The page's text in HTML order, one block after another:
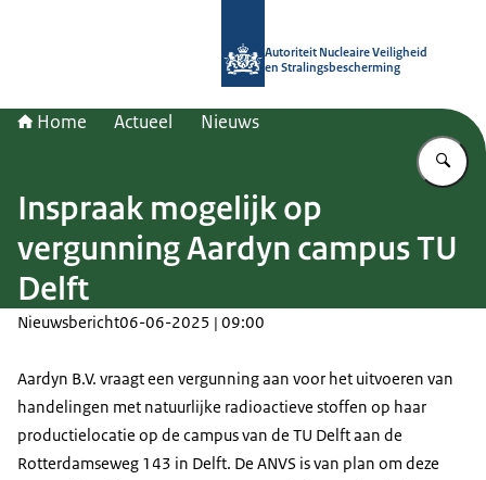
Autoriteit Nucleaire Veiligheid
en Stralingsbescherming
Home Actueel Nieuws
Inspraak mogelijk op
vergunning Aardyn campus TU
Delft
Nieuwsbericht06-06-2025 | 09:00
Aardyn B.V. vraagt een vergunning aan voor het uitvoeren van
handelingen met natuurlijke radioactieve stoffen op haar
productielocatie op de campus van de TU Delft aan de
Rotterdamseweg 143 in Delft. De ANVS is van plan om deze